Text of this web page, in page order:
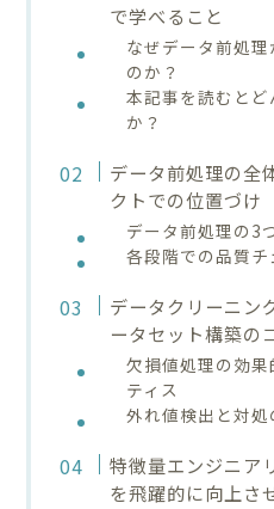
で学べること
なぜデータ前処
のか？
本記事を読むと
か？
データ前処理の全
クトでの位置づけ
データ前処理の3
各段階での品質
データクリーニン
ータセット構築の
欠損値処理の効
ティス
外れ値検出と対
特徴量エンジニア
を飛躍的に向上さ